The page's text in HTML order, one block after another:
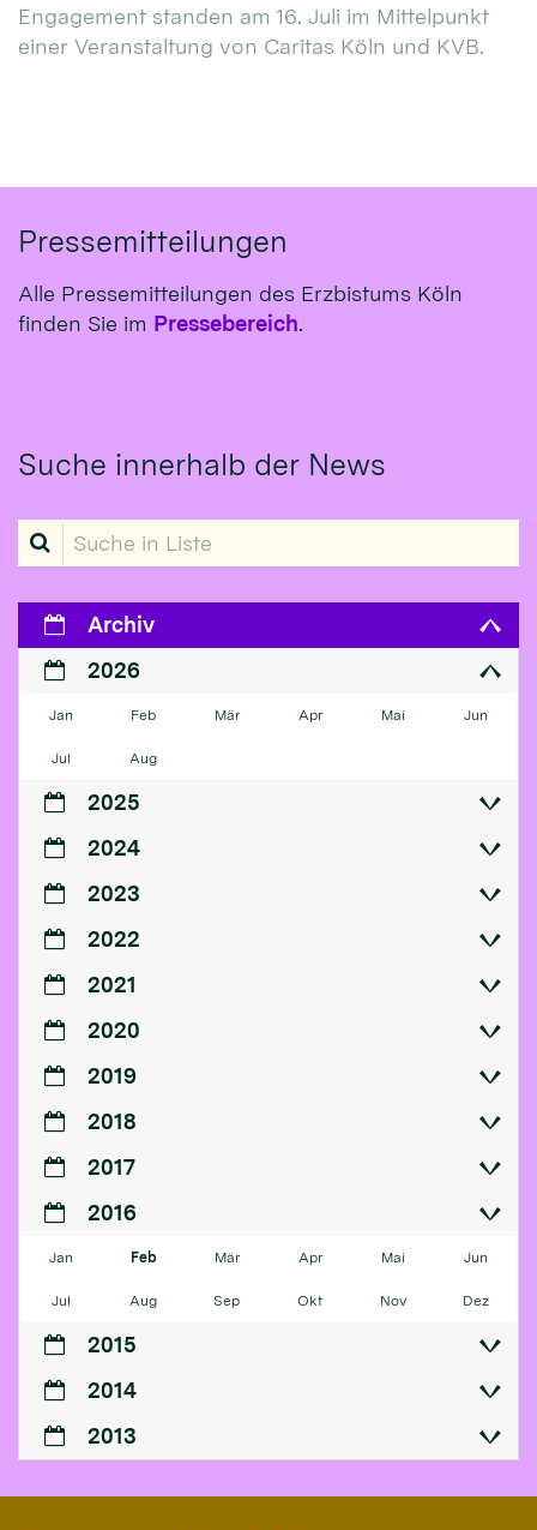
Engagement standen am 16. Juli im Mittelpunkt
einer Veranstaltung von Caritas Köln und KVB.
Pressemitteilungen
Alle Pressemitteilungen des Erzbistums Köln
finden Sie im Pressebereich.
Suche innerhalb der News
Suche in Liste
Archiv
2026
Jan Feb Mär Apr Mai Jun
Jul Aug
2025
2024
2023
2022
2021
2020
2019
2018
2017
2016
Jan Feb Mär Apr Mai Jun
Jul Aug Sep Okt Nov Dez
2015
2014
2013